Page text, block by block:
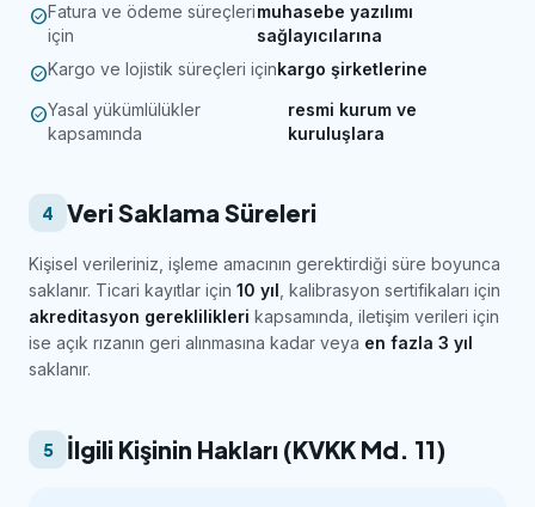
check_circleFatura ve ödeme süreçleri
için
muhasebe yazılımı
sağlayıcılarına
check_circleKargo ve lojistik süreçleri içinkargo şirketlerine
check_circleYasal yükümlülükler
kapsamında
resmi kurum ve
kuruluşlara
4 Veri Saklama Süreleri
Kişisel verileriniz, işleme amacının gerektirdiği süre boyunca
saklanır. Ticari kayıtlar için 10 yıl , kalibrasyon sertifikaları için
akreditasyon gereklilikleri kapsamında, iletişim verileri için
ise açık rızanın geri alınmasına kadar veya en fazla 3 yıl
saklanır.
5 İlgili Kişinin Hakları (KVKK Md. 11)